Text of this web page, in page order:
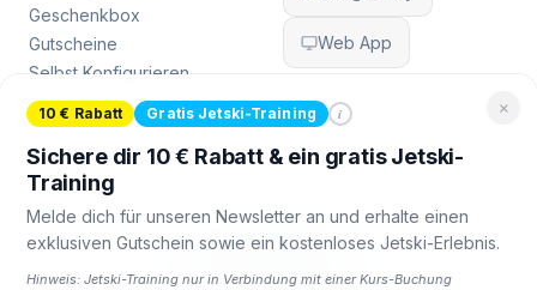
Geschenkbox
Gutscheine
Selbst Konfigurieren
Web App
FOLGE UNS
×
10 € Rabatt Gratis Jetski-Training i
Sichere dir 10 € Rabatt & ein gratis Jetski-
Training
Melde dich für unseren Newsletter an und erhalte einen
exklusiven Gutschein sowie ein kostenloses Jetski-Erlebnis.
Hinweis: Jetski-Training nur in Verbindung mit einer Kurs-Buchung